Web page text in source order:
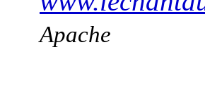
Apache